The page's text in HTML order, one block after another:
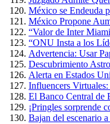
México se Endeuda
México Propone
“Valor de Inter
“ONU Insta a los
Advertencia: Usar
Descubrimiento
Alerta en Estados
Influencers
El Banco Central de
¡Pringles sorprende
Bajan del escenario